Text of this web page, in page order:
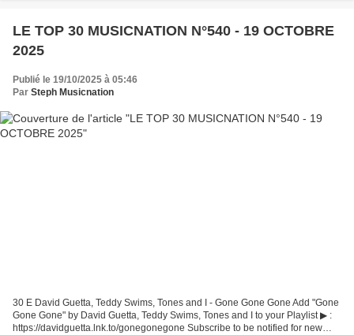
LE TOP 30 MUSICNATION N°540 - 19 OCTOBRE
2025
Publié le 19/10/2025 à 05:46
Par Steph Musicnation
30 E David Guetta, Teddy Swims, Tones and I - Gone Gone Gone Add "Gone
Gone Gone" by David Guetta, Teddy Swims, Tones and I to your Playlist ▶ :
https://davidguetta.lnk.to/gonegonegone Subscribe to be notified for new